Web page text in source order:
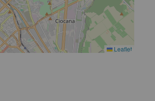
Leaflet